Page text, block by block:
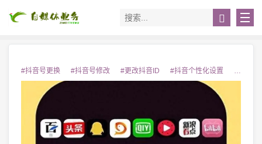
#抖音号更换 #抖音号修改 #更改抖音ID #抖音个性化设置 #抖音号